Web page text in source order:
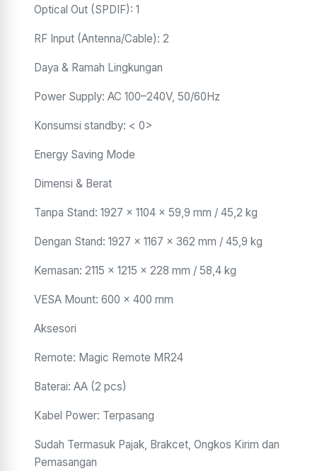
Optical Out (SPDIF): 1
RF Input (Antenna/Cable): 2
Daya & Ramah Lingkungan
Power Supply: AC 100–240V, 50/60Hz
Konsumsi standby: < 0>
Energy Saving Mode
Dimensi & Berat
Tanpa Stand: 1927 × 1104 × 59,9 mm / 45,2 kg
Dengan Stand: 1927 × 1167 × 362 mm / 45,9 kg
Kemasan: 2115 × 1215 × 228 mm / 58,4 kg
VESA Mount: 600 × 400 mm
Aksesori
Remote: Magic Remote MR24
Baterai: AA (2 pcs)
Kabel Power: Terpasang
Sudah Termasuk Pajak, Brakcet, Ongkos Kirim dan
Pemasangan